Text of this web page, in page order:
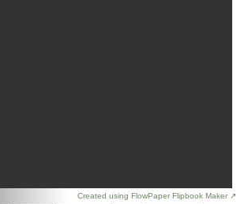
Created using FlowPaper Flipbook Maker ↗